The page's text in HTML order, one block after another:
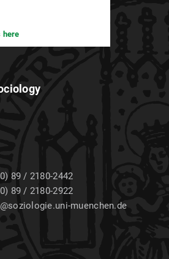
here
89 / 2180-2442
89 / 2180-2922
muenchen.de